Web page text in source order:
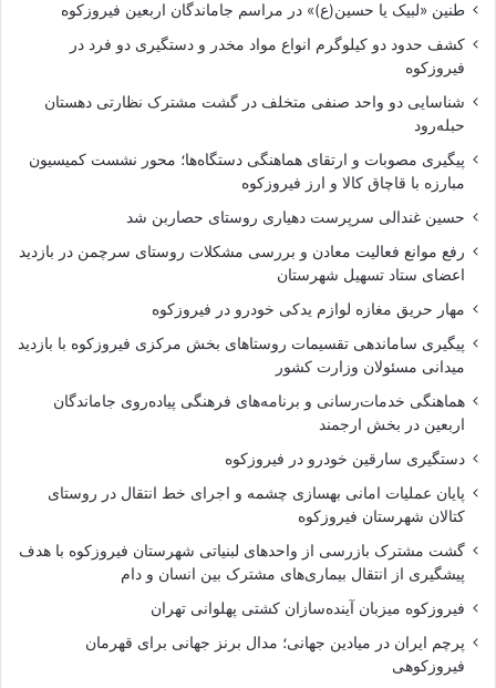
طنین «لبیک یا حسین(ع)» در مراسم جاماندگان اربعین فیروزکوه
کشف حدود دو کیلوگرم انواع مواد مخدر و دستگیری دو فرد در
فیروزکوه
شناسایی دو واحد صنفی متخلف در گشت مشترک نظارتی دهستان
حبله‌رود
پیگیری مصوبات و ارتقای هماهنگی دستگاه‌ها؛ محور نشست کمیسیون
مبارزه با قاچاق کالا و ارز فیروزکوه
حسین غندالی سرپرست دهیاری روستای حصاربن شد
رفع موانع فعالیت معادن و بررسی مشکلات روستای سرچمن در بازدید
اعضای ستاد تسهیل شهرستان
مهار حریق مغازه لوازم یدکی خودرو در فیروزکوه
پیگیری ساماندهی تقسیمات روستاهای بخش مرکزی فیروزکوه با بازدید
میدانی مسئولان وزارت کشور
هماهنگی خدمات‌رسانی و برنامه‌های فرهنگی پیاده‌روی جاماندگان
اربعین در بخش ارجمند
دستگیری سارقین خودرو در فیروزکوه
پایان عملیات امانی بهسازی چشمه و اجرای خط انتقال در روستای
کتالان شهرستان فیروزکوه
گشت مشترک بازرسی از واحدهای لبنیاتی شهرستان فیروزکوه با هدف
پیشگیری از انتقال بیماری‌های مشترک بین انسان و دام
فیروزکوه میزبان آینده‌سازان کشتی پهلوانی تهران
پرچم ایران در میادین جهانی؛ مدال برنز جهانی برای قهرمان
فیروزکوهی